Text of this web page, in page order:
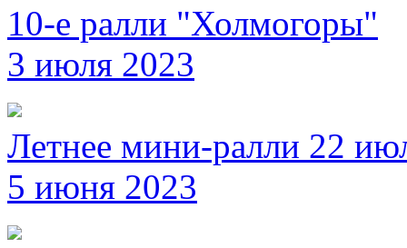
10-е ралли "Холмогоры"
3 июля 2023
Летнее мини-ралли 22
5 июня 2023